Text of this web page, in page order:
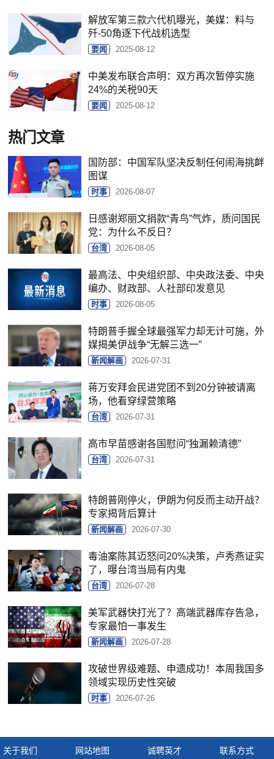
解放军第三款六代机曝光，美媒：料与
歼-50角逐下代战机选型
要闻 2025-08-12
中美发布联合声明：双方再次暂停实施
24%的关税90天
要闻 2025-08-12
热门文章
国防部：中国军队坚决反制任何闹海挑衅
图谋
时事 2026-08-07
日感谢郑丽文捐款“青鸟”气炸，质问国民
党：为什么不反日？
台湾 2026-08-05
最高法、中央组织部、中央政法委、中央
编办、财政部、人社部印发意见
时事 2026-08-05
特朗普手握全球最强军力却无计可施，外
媒揭美伊战争“无解三选一”
新闻解画 2026-07-31
蒋万安拜会民进党团不到20分钟被请离
场，他看穿绿营策略
台湾 2026-07-31
高市早苗感谢各国慰问“独漏赖清德”
台湾 2026-07-31
特朗普刚停火，伊朗为何反而主动开战？
专家揭背后算计
新闻解画 2026-07-30
毒油案陈其迈怒问20%决策，卢秀燕证实
了，曝台湾当局有内鬼
台湾 2026-07-28
美军武器快打光了？高端武器库存告急，
专家最怕一事发生
新闻解画 2026-07-28
攻破世界级难题、申遗成功！本周我国多
领域实现历史性突破
时事 2026-07-26
关于我们 网站地图 诚聘英才 联系方式